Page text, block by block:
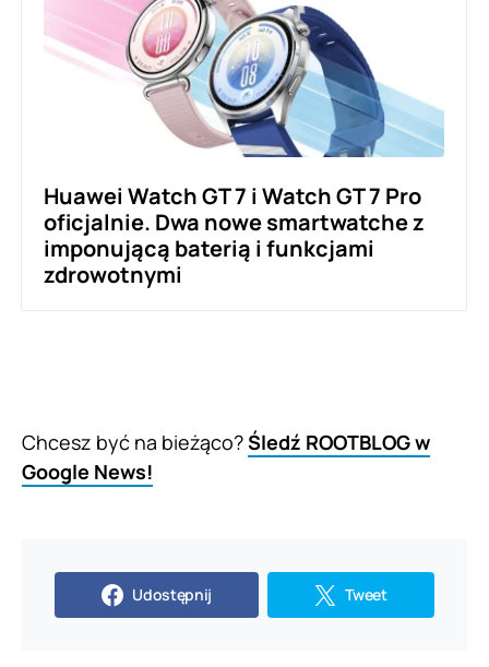
Huawei Watch GT 7 i Watch GT 7 Pro
oficjalnie. Dwa nowe smartwatche z
imponującą baterią i funkcjami
zdrowotnymi
Chcesz być na bieżąco?Śledź ROOTBLOG w
Google News!
Udostępnij Tweet